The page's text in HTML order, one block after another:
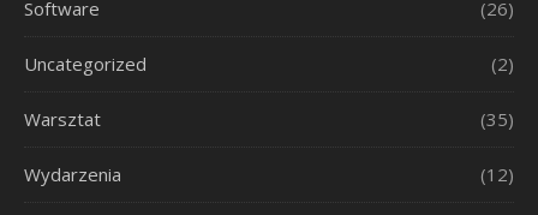
Software (26)
Uncategorized (2)
Warsztat (35)
Wydarzenia (12)